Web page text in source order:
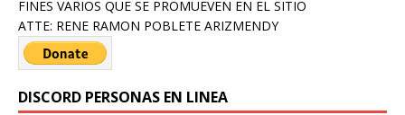
FINES VARIOS QUE SE PROMUEVEN EN EL SITIO
ATTE: RENE RAMON POBLETE ARIZMENDY
DISCORD PERSONAS EN LINEA